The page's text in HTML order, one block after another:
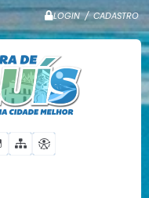
LOGIN / CADASTRO